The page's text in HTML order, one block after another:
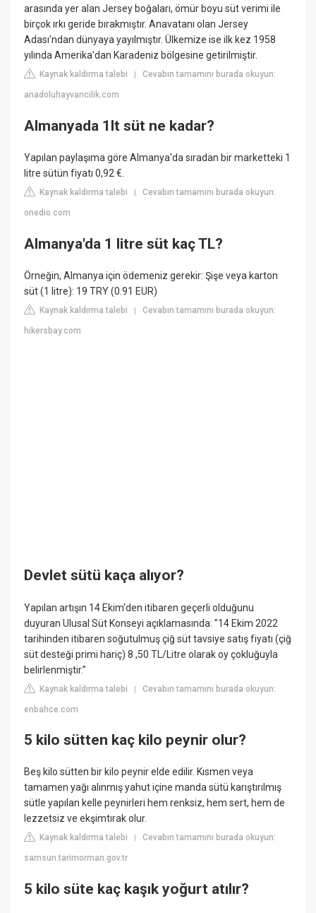
arasında yer alan Jersey boğaları, ömür boyu süt verimi ile
birçok ırkı geride bırakmıştır. Anavatanı olan Jersey
Adası'ndan dünyaya yayılmıştır. Ülkemize ise ilk kez 1958
yılında Amerika'dan Karadeniz bölgesine getirilmiştir.
Kaynak kaldırma talebi |Cevabın tamamını burada okuyun:
anadoluhayvancilik.com
Almanyada 1lt süt ne kadar?
Yapılan paylaşıma göre Almanya'da sıradan bir marketteki 1
litre sütün fiyatı 0,92 €.
Kaynak kaldırma talebi |Cevabın tamamını burada okuyun:
onedio.com
Almanya'da 1 litre süt kaç TL?
Örneğin, Almanya için ödemeniz gerekir: Şişe veya karton
süt (1 litre): 19 TRY (0.91 EUR)
Kaynak kaldırma talebi |Cevabın tamamını burada okuyun:
hikersbay.com
Devlet sütü kaça alıyor?
Yapılan artışın 14 Ekim'den itibaren geçerli olduğunu
duyuran Ulusal Süt Konseyi açıklamasında: "14 Ekim 2022
tarihinden itibaren soğutulmuş çiğ süt tavsiye satış fiyatı (çiğ
süt desteği primi hariç) 8 ,50 TL/Litre olarak oy çokluğuyla
belirlenmiştir.”
Kaynak kaldırma talebi |Cevabın tamamını burada okuyun:
enbahce.com
5 kilo sütten kaç kilo peynir olur?
Beş kilo sütten bir kilo peynir elde edilir. Kısmen veya
tamamen yağı alınmış yahut içine manda sütü karıştırılmış
sütle yapılan kelle peynirleri hem renksiz, hem sert, hem de
lezzetsiz ve ekşimtırak olur.
Kaynak kaldırma talebi |Cevabın tamamını burada okuyun:
samsun.tarimorman.gov.tr
5 kilo süte kaç kaşık yoğurt atılır?